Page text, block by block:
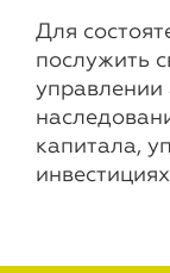
Для
послужить
управлении
капитала,